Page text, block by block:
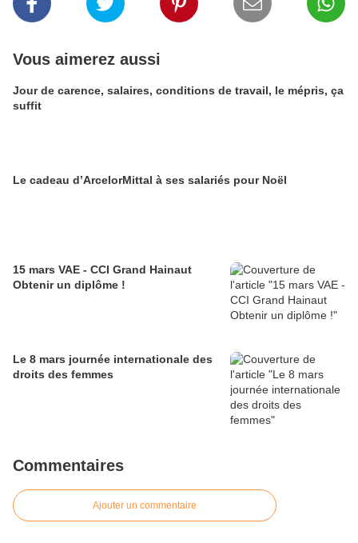
Vous aimerez aussi
Jour de carence, salaires, conditions de travail, le mépris, ça
suffit
Le cadeau d’ArcelorMittal à ses salariés pour Noël
15 mars VAE - CCI Grand Hainaut
Obtenir un diplôme !
Le 8 mars journée internationale des
droits des femmes
Commentaires
Ajouter un commentaire